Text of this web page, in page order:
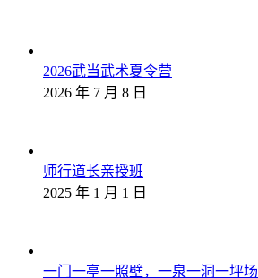
2026武当武术夏令营
2026 年 7 月 8 日
师行道长亲授班
2025 年 1 月 1 日
一门一亭一照壁，一泉一洞一坪场